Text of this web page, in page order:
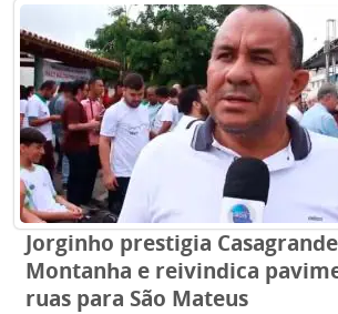
Jorginho prestigia
Montanha e reivindica
ruas para São Mateus